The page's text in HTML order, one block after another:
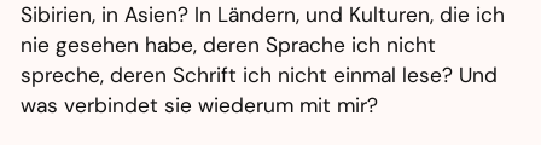
Sibirien, in Asien? In Ländern, und Kulturen, die ich
nie gesehen habe, deren Sprache ich nicht
spreche, deren Schrift ich nicht einmal lese? Und
was verbindet sie wiederum mit mir?